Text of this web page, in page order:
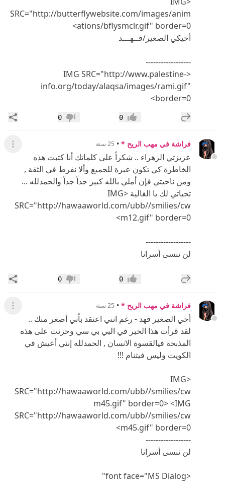
SRC="http://butterflywebsite.com/images/anim
ations/bflysmclr.gif" border=0>
أخيكي الصغير/فــهـــد
------------------
<IMG SRC="http://www.palestine-
info.org/today/alaqsa/images/rami.gif"
border=0>
إضافة رد جديد إعجاب0 عدم إعجاب
0
فراشة في مهب الريح * • 25 سنة عرض
عزيزتي الزهراء .. شكراً على كلماتك أنا كتبت هذه
الخاطرة كي تكون عبرة للجميع وألا نفرط في الثقة ,
ومن ناحيتي فإن أملي بالله كبير جداً جداً والحمدلله ...
تحياتي لك يا الغالية <IMG
SRC="http://hawaaworld.com/ubb//smilies/cw
m12.gif" border=0>
------------------
لن ننسى أسرانا
إضافة رد جديد إعجاب0 عدم إعجاب
0
فراشة في مهب الريح * • 25 سنة عرض
أخي الصغير فهد - رغم انني اعتقد بأني أصغر منك ..
لقد قرأت هذا الخبر في البي بي سي وحزنت على هذه
المذبحة فيالقسوة الانسان , الحمدلله إنني أعيش في
الكويت وليس فيتنام !!!
<IMG
SRC="http://hawaaworld.com/ubb//smilies/cw
m45.gif" border=0> <IMG
SRC="http://hawaaworld.com/ubb//smilies/cw
m45.gif" border=0>
------------------
لن ننسى أسرانا
<font face="MS Dialog"